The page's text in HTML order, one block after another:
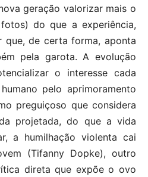
geração valorizar mais o
do que a experiência,
que, de certa forma, aponta
pela garota. A evolução
o interesse cada
pelo aprimoramento
preguiçoso que considera
projetada, do que a vida
a humilhação violenta cai
(Tifanny Dopke), outro
direta que expõe o ovo